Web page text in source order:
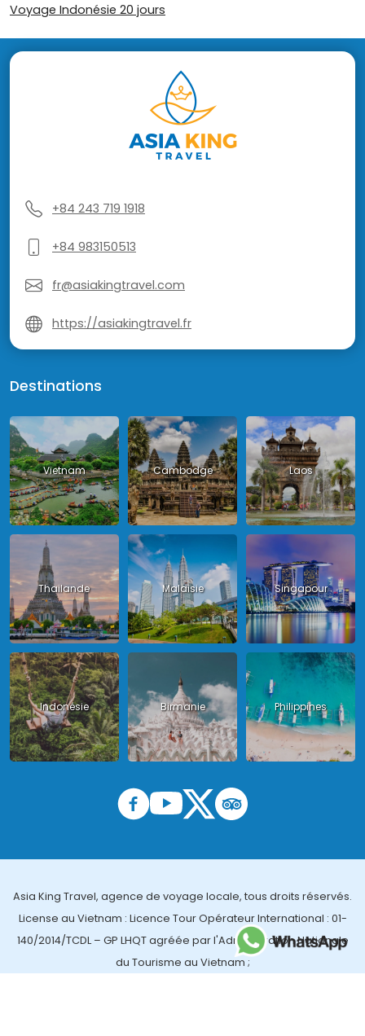
Voyage Indonésie 20 jours
+84 243 719 1918
+84 983150513
fr@asiakingtravel.com
https://asiakingtravel.fr
Destinations
Vietnam Cambodge Laos
Thailande Malaisie Singapour
Indonésie Birmanie Philippines
Asia King Travel, agence de voyage locale, tous droits réservés.
License au Vietnam : Licence Tour Opérateur International : 01-
140/2014/TCDL – GP LHQT agréée par l'Administration Nationale
du Tourisme au Vietnam ;